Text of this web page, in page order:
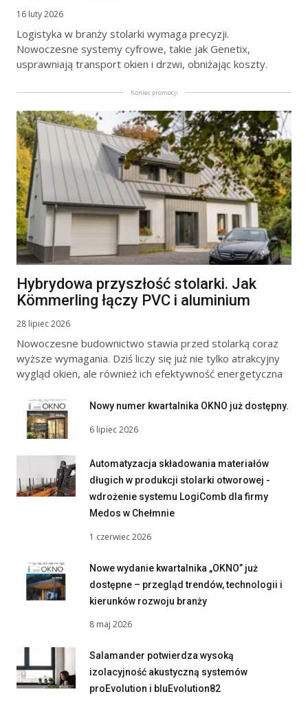
16 luty 2026
Logistyka w branży stolarki wymaga precyzji.
Nowoczesne systemy cyfrowe, takie jak Genetix,
usprawniają transport okien i drzwi, obniżając koszty.
Koniec promocji
Hybrydowa przyszłość stolarki. Jak
Kömmerling łączy PVC i aluminium
28 lipiec 2026
Nowoczesne budownictwo stawia przed stolarką coraz
wyższe wymagania. Dziś liczy się już nie tylko atrakcyjny
wygląd okien, ale również ich efektywność energetyczna
Nowy numer kwartalnika OKNO już dostępny.
6 lipiec 2026
Automatyzacja składowania materiałów
długich w produkcji stolarki otworowej -
wdrożenie systemu LogiComb dla firmy
Medos w Chełmnie
1 czerwiec 2026
Nowe wydanie kwartalnika „OKNO” już
dostępne – przegląd trendów, technologii i
kierunków rozwoju branży
8 maj 2026
Salamander potwierdza wysoką
izolacyjność akustyczną systemów
proEvolution i bluEvolution82